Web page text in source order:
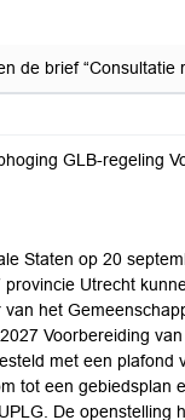
de brief
GLB-regeling
Staten op 20
Utrecht
het
Voorbereiding
met een
tot een gebiedsplan
De